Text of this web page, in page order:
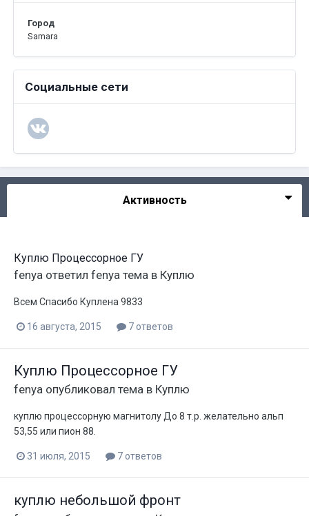
Город
Samara
Социальные сети
Активность
Куплю Процессорное ГУ
fenya ответил fenya тема в Куплю
Всем Спасибо Куплена 9833
16 августа, 2015 7 ответов
Куплю Процессорное ГУ
fenya опубликовал тема в Куплю
куплю процессорную магнитолу До 8 т.р. желательно альп
53,55 или пион 88.
31 июля, 2015 7 ответов
куплю небольшой фронт